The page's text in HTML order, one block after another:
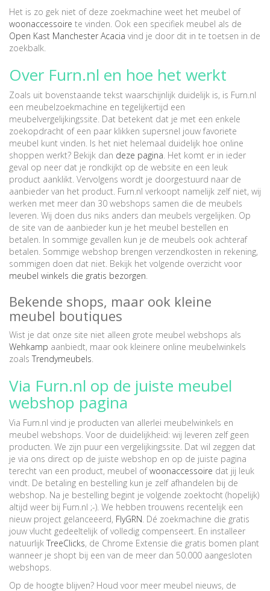
Het is zo gek niet of deze zoekmachine weet het meubel of
woonaccessoire te vinden. Ook een specifiek meubel als de
Open Kast Manchester Acacia vind je door dit in te toetsen in de
zoekbalk.
Over Furn.nl en hoe het werkt
Zoals uit bovenstaande tekst waarschijnlijk duidelijk is, is Furn.nl
een meubelzoekmachine en tegelijkertijd een
meubelvergelijkingssite. Dat betekent dat je met een enkele
zoekopdracht of een paar klikken supersnel jouw favoriete
meubel kunt vinden. Is het niet helemaal duidelijk hoe online
shoppen werkt? Bekijk dan deze pagina . Het komt er in ieder
geval op neer dat je rondkijkt op de website en een leuk
product aanklikt. Vervolgens wordt je doorgestuurd naar de
aanbieder van het product. Furn.nl verkoopt namelijk zelf niet, wij
werken met meer dan 30 webshops samen die de meubels
leveren. Wij doen dus niks anders dan meubels vergelijken. Op
de site van de aanbieder kun je het meubel bestellen en
betalen. In sommige gevallen kun je de meubels ook achteraf
betalen. Sommige webshop brengen verzendkosten in rekening,
sommigen doen dat niet. Bekijk het volgende overzicht voor
meubel winkels die gratis bezorgen
Bekende shops, maar ook kleine
meubel boutiques
Wist je dat onze site niet alleen grote meubel webshops als
Wehkamp aanbiedt, maar ook kleinere online meubelwinkels
zoals Trendymeubels
Via Furn.nl op de juiste meubel
webshop pagina
Via Furn.nl vind je producten van allerlei meubelwinkels en
meubel webshops. Voor de duidelijkheid: wij leveren zelf geen
producten. We zijn puur een vergelijkingssite. Dat wil zeggen dat
je via ons direct op de juiste webshop en op de juiste pagina
terecht van een product, meubel ofwoonaccessoire dat jij leuk
vindt. De betaling en bestelling kun je zelf afhandelen bij de
webshop. Na je bestelling begint je volgende zoektocht (hopelijk)
altijd weer bij Furn.nl ;-). We hebben trouwens recentelijk een
nieuw project gelanceeerd, FlyGRN . Dé zoekmachine die gratis
jouw vlucht gedeeltelijk of volledig compenseert. En installeer
natuurlijk TreeClicks, de Chrome Extensie die gratis bomen plant
wanneer je shopt bij een van de meer dan 50.000 aangesloten
webshops.
Op de hoogte blijven? Houd voor meer meubel nieuws, de